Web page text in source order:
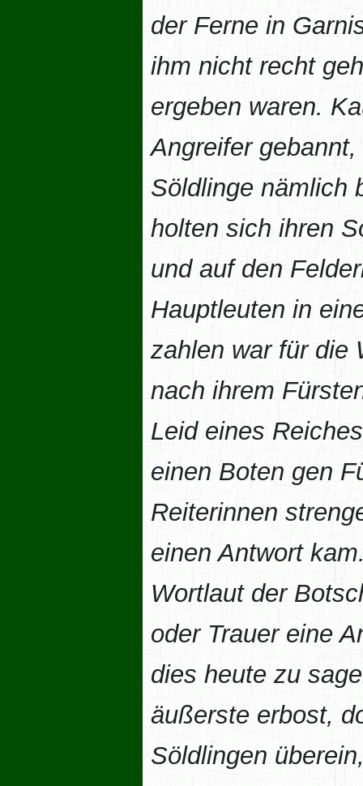
der Ferne in
ihm nicht recht
ergeben waren.
Angreifer
Söldlinge nämlich
holten sich ihren
und auf den
Hauptleuten in
zahlen war für die
nach ihrem
Leid eines
einen Boten gen
Reiterinnen
einen Antwort
Wortlaut der
oder Trauer eine
dies heute zu
äußerste erbost,
Söldlingen